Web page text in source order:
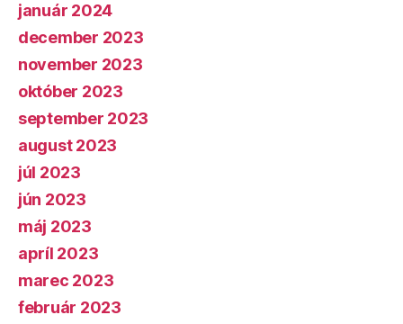
január 2024
december 2023
november 2023
október 2023
september 2023
august 2023
júl 2023
jún 2023
máj 2023
apríl 2023
marec 2023
február 2023